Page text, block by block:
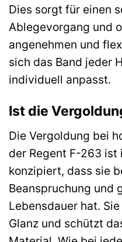
Dies sorgt für einen
Ablegevorgang und
angenehmen und
sich das Band jeder
individuell anpasst.
Ist die
Die Vergoldung bei
der Regent F-263 ist
konzipiert, dass sie
Beanspruchung und
Lebensdauer hat.
Glanz und schützt